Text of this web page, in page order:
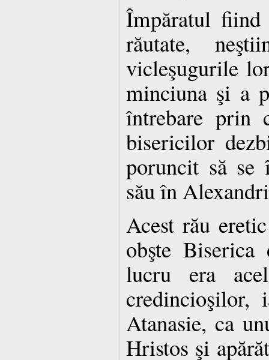
Împăratul
răutate,
vicleşugurile
minciuna şi a
întrebare prin
bisericilor
poruncit să
său în
Acest rău
obşte
lucru era
Atanasie, ca
Hristos şi